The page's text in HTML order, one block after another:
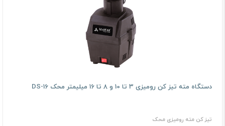
دستگاه مته تیز كن رومیزی 3 تا 10 و 8 تا 16 میلیمتر محک DS-16
تیز كن مته رومیزی محک